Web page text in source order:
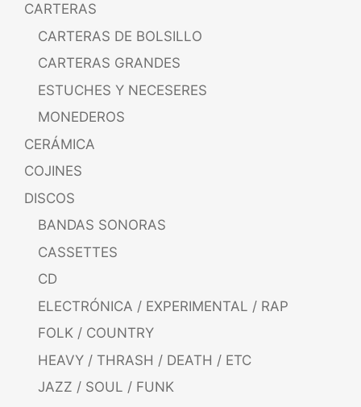
CARTERAS
CARTERAS DE BOLSILLO
CARTERAS GRANDES
ESTUCHES Y NECESERES
MONEDEROS
CERÁMICA
COJINES
DISCOS
BANDAS SONORAS
CASSETTES
CD
ELECTRÓNICA / EXPERIMENTAL / RAP
FOLK / COUNTRY
HEAVY / THRASH / DEATH / ETC
JAZZ / SOUL / FUNK